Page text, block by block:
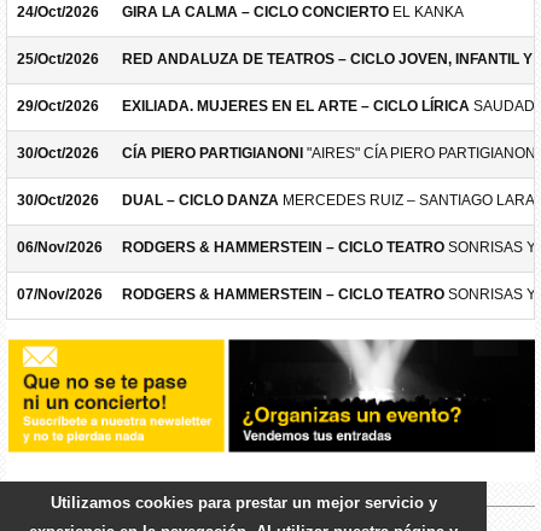
24/Oct/2026 GIRA LA CALMA – CICLO CONCIERTO EL KANKA
25/Oct/2026 RED ANDALUZA DE TEATROS – CICLO JOVEN, INFANTIL Y
29/Oct/2026 EXILIADA. MUJERES EN EL ARTE – CICLO LÍRICA
30/Oct/2026 CÍA PIERO PARTIGIANONI "AIRES" CÍA PIERO PARTIGIANONI
30/Oct/2026 DUAL – CICLO DANZA MERCEDES RUIZ – SANTIAGO LARA
06/Nov/2026 RODGERS & HAMMERSTEIN – CICLO TEATRO SONRISAS Y
07/Nov/2026 RODGERS & HAMMERSTEIN – CICLO TEATRO SONRISAS Y
Utilizamos cookies para prestar un mejor servicio y